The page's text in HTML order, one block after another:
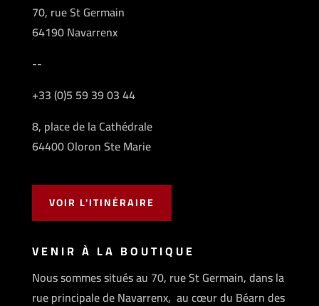
70, rue St Germain
64190 Navarrenx
--
+33 (0)5 59 39 03 44
8, place de la Cathédrale
64400 Oloron Ste Marie
VOIR L'ITINÉRAIRE
VENIR À LA BOUTIQUE
Nous sommes situés au 70, rue St Germain, dans la
rue principale de Navarrenx, au cœur du Béarn des